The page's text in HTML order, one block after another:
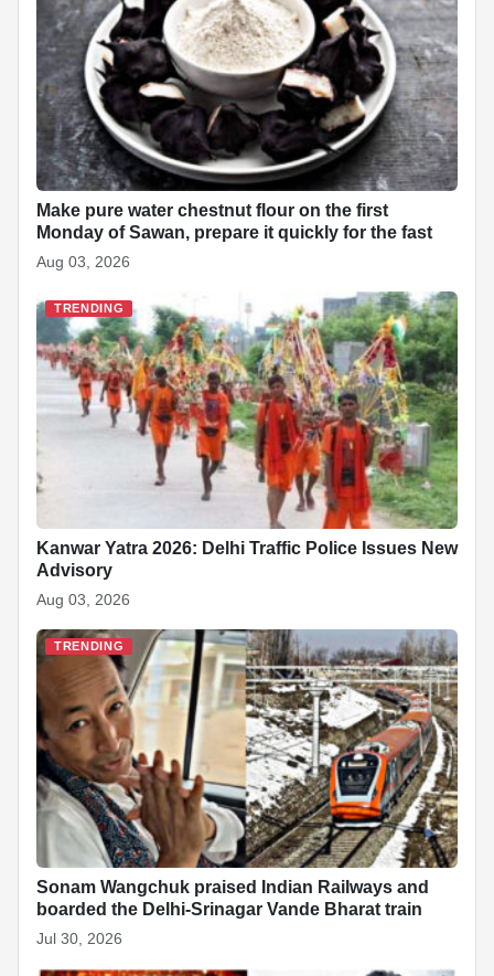
o
o
k
p
p
n
h
at
Make pure water chestnut flour on the first
Monday of Sawan, prepare it quickly for the fast
Aug 03, 2026
TRENDING
Kanwar Yatra 2026: Delhi Traffic Police Issues New
Advisory
Aug 03, 2026
TRENDING
Sonam Wangchuk praised Indian Railways and
boarded the Delhi-Srinagar Vande Bharat train
Jul 30, 2026